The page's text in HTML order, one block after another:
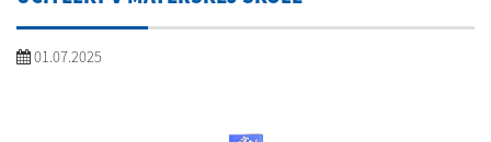
01.07.2025